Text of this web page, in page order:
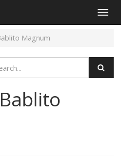
Magnum